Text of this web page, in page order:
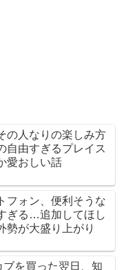
の人なりの楽しみ方
自由すぎるプレイス
愛おしい話
フォン、便利そうな
ぎる…追加してほし
勢が大盛り上がり
を買った翌日、知